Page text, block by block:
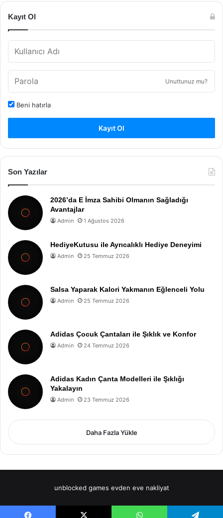
Kayıt Ol
Unuttunuz mu?
Beni hatırla
Kayıt Ol
Son Yazılar
2026’da E İmza Sahibi Olmanın Sağladığı
Avantajlar
Admin 1 Ağustos 2026
HediyeKutusu ile Ayrıcalıklı Hediye Deneyimi
Admin 25 Temmuz 2026
Salsa Yaparak Kalori Yakmanın Eğlenceli Yolu
Admin 25 Temmuz 2026
Adidas Çocuk Çantaları ile Şıklık ve Konfor
Admin 24 Temmuz 2026
Adidas Kadın Çanta Modelleri ile Şıklığı
Yakalayın
Admin 23 Temmuz 2026
Daha Fazla Yükle
unblocked games evden eve nakliyat